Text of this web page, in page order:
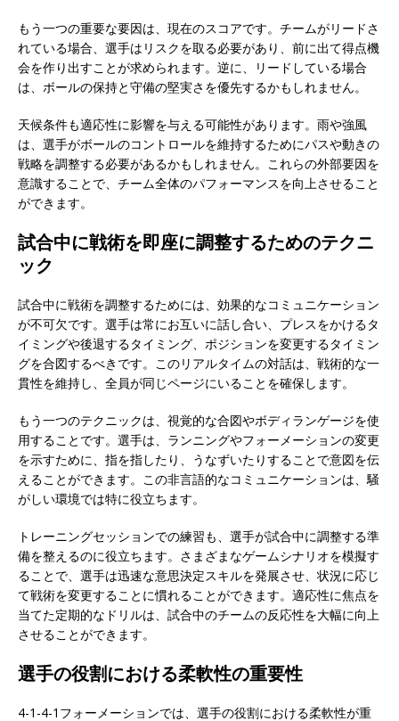
もう一つの重要な要因は、現在のスコアです。チームがリードさ
れている場合、選手はリスクを取る必要があり、前に出て得点機
会を作り出すことが求められます。逆に、リードしている場合
は、ボールの保持と守備の堅実さを優先するかもしれません。
天候条件も適応性に影響を与える可能性があります。雨や強風
は、選手がボールのコントロールを維持するためにパスや動きの
戦略を調整する必要があるかもしれません。これらの外部要因を
意識することで、チーム全体のパフォーマンスを向上させること
ができます。
試合中に戦術を即座に調整するためのテクニ
ック
試合中に戦術を調整するためには、効果的なコミュニケーション
が不可欠です。選手は常にお互いに話し合い、プレスをかけるタ
イミングや後退するタイミング、ポジションを変更するタイミン
グを合図するべきです。このリアルタイムの対話は、戦術的な一
貫性を維持し、全員が同じページにいることを確保します。
もう一つのテクニックは、視覚的な合図やボディランゲージを使
用することです。選手は、ランニングやフォーメーションの変更
を示すために、指を指したり、うなずいたりすることで意図を伝
えることができます。この非言語的なコミュニケーションは、騒
がしい環境では特に役立ちます。
トレーニングセッションでの練習も、選手が試合中に調整する準
備を整えるのに役立ちます。さまざまなゲームシナリオを模擬す
ることで、選手は迅速な意思決定スキルを発展させ、状況に応じ
て戦術を変更することに慣れることができます。適応性に焦点を
当てた定期的なドリルは、試合中のチームの反応性を大幅に向上
させることができます。
選手の役割における柔軟性の重要性
4-1-4-1フォーメーションでは、選手の役割における柔軟性が重